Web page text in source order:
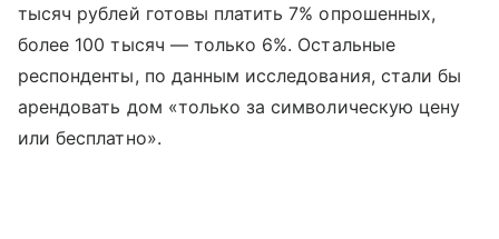
тысяч рублей готовы платить 7% опрошенных,
более 100 тысяч — только 6%. Остальные
респонденты, по данным исследования, стали бы
арендовать дом «только за символическую цену
или бесплатно».